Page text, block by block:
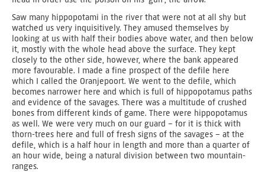
Saw many hippopotami in the river that were not at all shy but
watched us very inquisitively. They amused themselves by
looking at us with half their bodies above water, and then below
it, mostly with the whole head above the surface. They kept
closely to the other side, however, where the bank appeared
more favourable. I made a fine prospect of the defile here
which I called the Oranjepoort. We went to the defile, which
becomes narrower here and which is full of hippopotamus paths
and evidence of the savages. There was a multitude of crushed
bones from different kinds of game. There were hippopotamus
as well. We were very much on our guard – for it is thick with
thorn-trees here and full of fresh signs of the savages – at the
defile, which is a half hour in length and more than a quarter of
an hour wide, being a natural division between two mountain-
ranges.